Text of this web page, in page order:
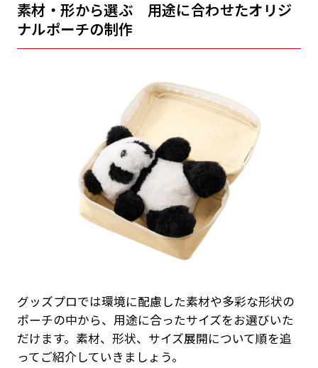
素材・形から選ぶ 用途に合わせたオリジ
ナルポーチの制作
グッズプロでは環境に配慮した素材や多彩な形状の
ポーチの中から、用途に合ったサイズをお選びいた
だけます。素材、形状、サイズ展開について順を追
ってご紹介していきましょう。